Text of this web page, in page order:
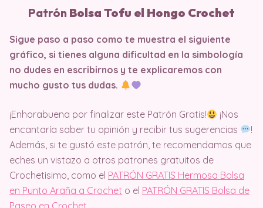
Patrón Bolsa Tofu el Hongo Crochet
Sigue paso a paso como te muestra el siguiente
gráfico, si tienes alguna dificultad en la simbología
no dudes en escribirnos y te explicaremos con
mucho gusto tus dudas.
¡Enhorabuena por finalizar este Patrón Gratis!
¡Nos
encantaría saber tu opinión y recibir tus sugerencias
!
Además, si te gustó este patrón, te recomendamos que
eches un vistazo a otros patrones gratuitos de
Crochetisimo, como el PATRÓN GRATIS Hermosa Bolsa
en Punto Araña a Crochet o el PATRÓN GRATIS Bolsa de